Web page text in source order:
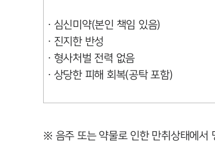
∙ 심신미약(본인 책임 있음)
∙ 진지한 반성
∙ 형사처벌 전력 없음
∙ 상당한 피해 회복(공탁 포함)
※ 음주 또는 약물로 인한 만취상태에서